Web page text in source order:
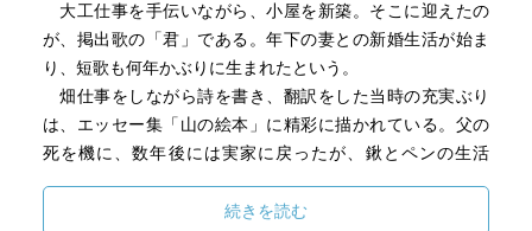
大工仕事を手伝いながら、小屋を新築。そこに迎えたの
が、掲出歌の「君」である。年下の妻との新婚生活が始ま
り、短歌も何年かぶりに生まれたという。
畑仕事をしながら詩を書き、翻訳をした当時の充実ぶり
は、エッセー集「山の絵本」に精彩に描かれている。父の
死を機に、数年後には実家に戻ったが、鍬とペンの生活
戦時下の詩「此【こ】の糧【かて】」の、最終連。
続きを読む